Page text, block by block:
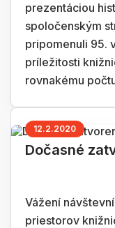
prezentáciou
spoločenským
pripomenuli 95.
príležitosti
rovnakému
12.2.2020
Dočasné
Vážení
priestorov